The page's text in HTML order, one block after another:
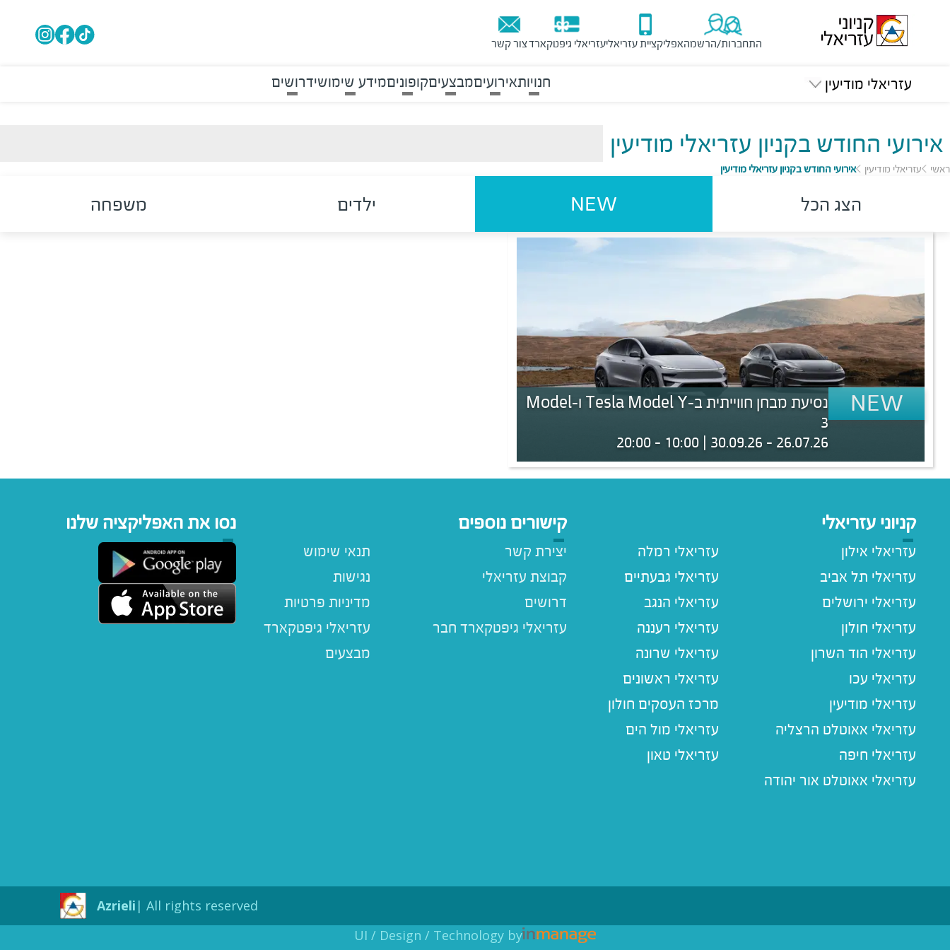
התחברות/הרשמהאפליקציית עזריאליעזריאלי גיפטקארדצור קשר
עזריאלי מודיעין חנויותאירועיםמבצעיםקופוניםמידע שימושידרושים
אירועי החודש בקניון עזריאלי מודיעין
ראשי עזריאלי מודיעין אירועי החודש בקניון עזריאלי מודיעין
הצג הכל NEW ילדים משפחה
NEW
נסיעת מבחן חווייתית ב-Tesla Model Y ו-Model
3
26.07.26 - 30.09.26 | 10:00 - 20:00
קניוני עזריאלי
עזריאלי אילון
עזריאלי תל אביב
עזריאלי ירושלים
עזריאלי חולון
עזריאלי הוד השרון
עזריאלי עכו
עזריאלי מודיעין
עזריאלי אאוטלט הרצליה
עזריאלי חיפה
עזריאלי אאוטלט אור יהודה
עזריאלי רמלה
עזריאלי גבעתיים
עזריאלי הנגב
עזריאלי רעננה
עזריאלי שרונה
עזריאלי ראשונים
מרכז העסקים חולון
עזריאלי מול הים
עזריאלי טאון
קישורים נוספים
תנאי שימוש
נגישות
מדיניות פרטיות
עזריאלי גיפטקארד
מבצעים
יצירת קשר
קבוצת עזריאלי
דרושים
נסו את האפליקציה שלנו
All rights reserved |
Azrieli
UI / Design / Technology by